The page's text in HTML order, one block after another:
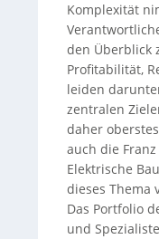
Komplexität
den Überblick
Profitabilität,
leiden
zentralen
daher
auch die
Elektrische
dieses Thema
Das Portfolio
und